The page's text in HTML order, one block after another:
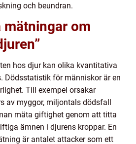
och beundran.
mätningar om
hos djur kan olika kvantitativa
Dödsstatistik för människor är en
Till exempel orsakar
av myggor, miljontals dödsfall
mäta giftighet genom att titta
ämnen i djurens kroppar. En
är antalet attacker som ett